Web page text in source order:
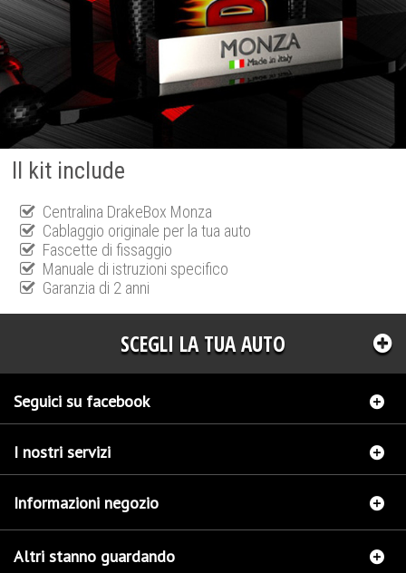
Il kit include
Centralina DrakeBox Monza
Cablaggio originale per la tua auto
Fascette di fissaggio
Manuale di istruzioni specifico
Garanzia di 2 anni
SCEGLI LA TUA AUTO
Seguici su facebook
I nostri servizi
Informazioni negozio
Altri stanno guardando